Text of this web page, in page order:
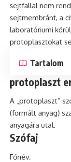
sejtfallal nem
sejtmembránt, a
laboratóriumi
protoplasztokat
Tartalom
protoplaszt
A „protoplaszt”
(formált anyag)
anyagára utal.
Szófaj
Főnév.